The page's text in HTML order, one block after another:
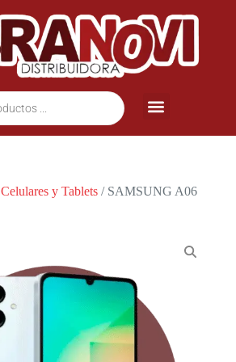
Celulares y Tablets/ SAMSUNG A06